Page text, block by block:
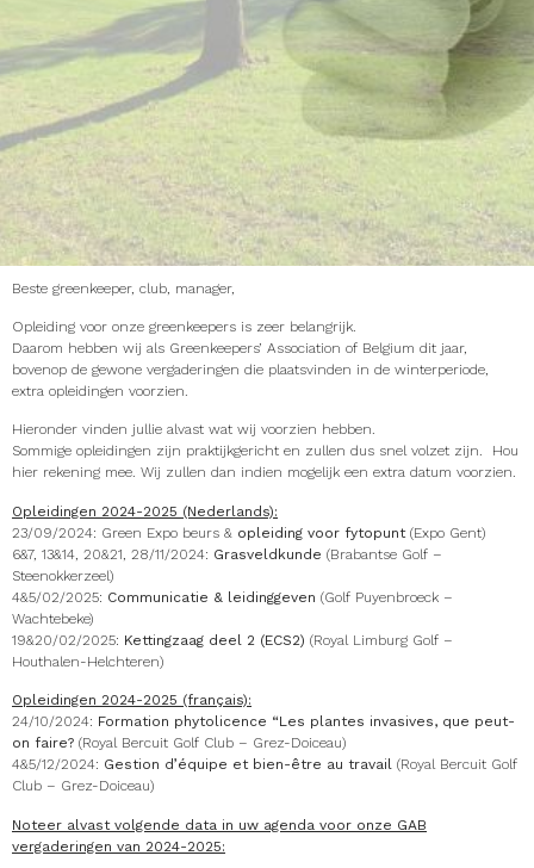
Beste greenkeeper, club, manager,
Opleiding voor onze greenkeepers is zeer belangrijk.
Daarom hebben wij als Greenkeepers’ Association of Belgium dit jaar,
bovenop de gewone vergaderingen die plaatsvinden in de winterperiode,
extra opleidingen voorzien.
Hieronder vinden jullie alvast wat wij voorzien hebben.
Sommige opleidingen zijn praktijkgericht en zullen dus snel volzet zijn. Hou
hier rekening mee. Wij zullen dan indien mogelijk een extra datum voorzien.
Opleidingen 2024-2025 (Nederlands):
23/09/2024: Green Expo beurs & opleiding voor fytopunt(Expo Gent)
6&7, 13&14, 20&21, 28/11/2024: Grasveldkunde (Brabantse Golf –
Steenokkerzeel)
4&5/02/2025: Communicatie & leidinggeven (Golf Puyenbroeck –
Wachtebeke)
19&20/02/2025: Kettingzaag deel 2 (ECS2) (Royal Limburg Golf –
Houthalen-Helchteren)
Opleidingen 2024-2025 (français):
24/10/2024: Formation phytolicence “Les plantes invasives, que peut-
on faire? (Royal Bercuit Golf Club – Grez-Doiceau)
4&5/12/2024: Gestion d’équipe et bien-être au travail (Royal Bercuit Golf
Club – Grez-Doiceau)
Noteer alvast volgende data in uw agenda voor onze GAB
vergaderingen van 2024-2025: